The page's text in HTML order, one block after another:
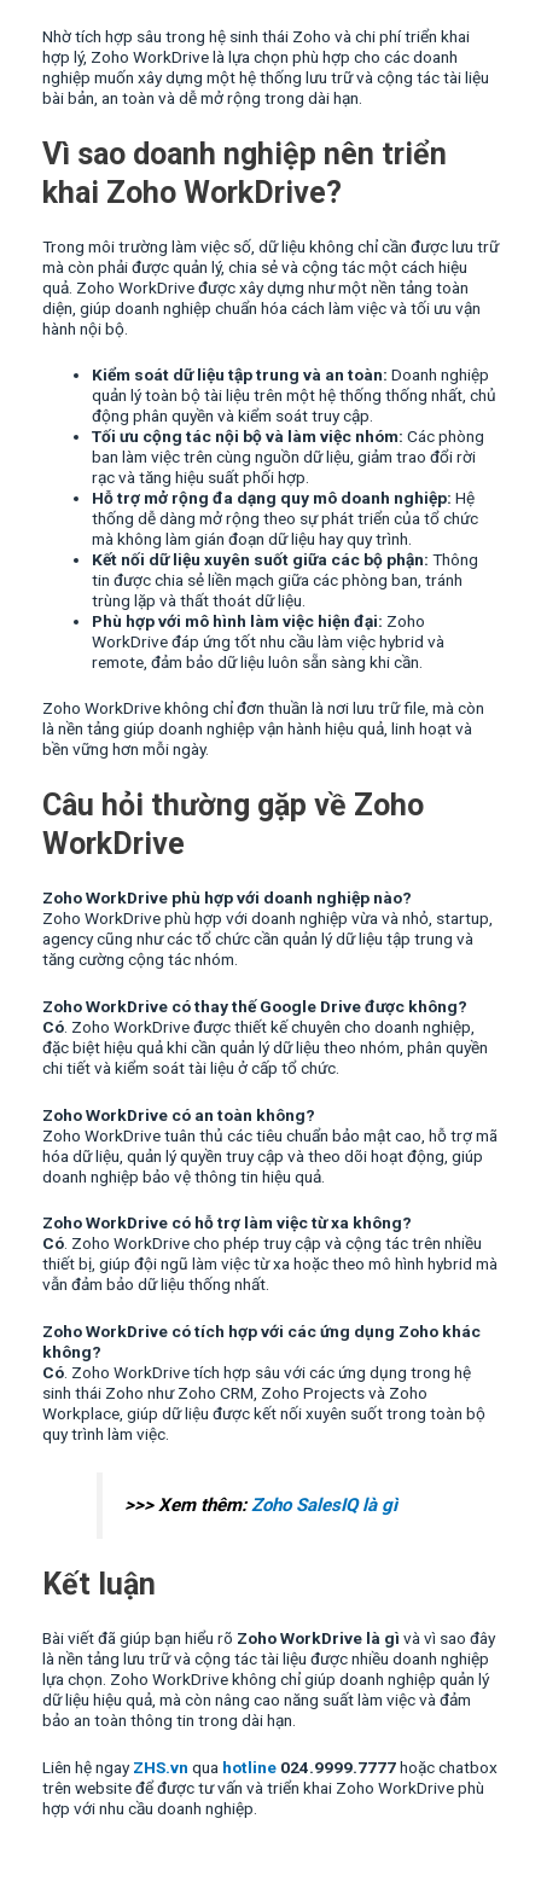
Nhờ tích hợp sâu trong hệ sinh thái Zoho và chi phí triển khai
hợp lý, Zoho WorkDrive là lựa chọn phù hợp cho các doanh
nghiệp muốn xây dựng một hệ thống lưu trữ và cộng tác tài liệu
bài bản, an toàn và dễ mở rộng trong dài hạn.
Vì sao doanh nghiệp nên triển
khai Zoho WorkDrive?
Trong môi trường làm việc số, dữ liệu không chỉ cần được lưu trữ
mà còn phải được quản lý, chia sẻ và cộng tác một cách hiệu
quả. Zoho WorkDrive được xây dựng như một nền tảng toàn
diện, giúp doanh nghiệp chuẩn hóa cách làm việc và tối ưu vận
hành nội bộ.
Kiểm soát dữ liệu tập trung và an toàn: Doanh nghiệp
quản lý toàn bộ tài liệu trên một hệ thống thống nhất, chủ
động phân quyền và kiểm soát truy cập.
Tối ưu cộng tác nội bộ và làm việc nhóm: Các phòng
ban làm việc trên cùng nguồn dữ liệu, giảm trao đổi rời
rạc và tăng hiệu suất phối hợp.
Hỗ trợ mở rộng đa dạng quy mô doanh nghiệp:Hệ
thống dễ dàng mở rộng theo sự phát triển của tổ chức
mà không làm gián đoạn dữ liệu hay quy trình.
Kết nối dữ liệu xuyên suốt giữa các bộ phận: Thông
tin được chia sẻ liền mạch giữa các phòng ban, tránh
trùng lặp và thất thoát dữ liệu.
Phù hợp với mô hình làm việc hiện đại: Zoho
WorkDrive đáp ứng tốt nhu cầu làm việc hybrid và
remote, đảm bảo dữ liệu luôn sẵn sàng khi cần.
Zoho WorkDrive không chỉ đơn thuần là nơi lưu trữ file, mà còn
là nền tảng giúp doanh nghiệp vận hành hiệu quả, linh hoạt và
bền vững hơn mỗi ngày.
Câu hỏi thường gặp về Zoho
WorkDrive
Zoho WorkDrive phù hợp với doanh nghiệp nào?
Zoho WorkDrive phù hợp với doanh nghiệp vừa và nhỏ, startup,
agency cũng như các tổ chức cần quản lý dữ liệu tập trung và
tăng cường cộng tác nhóm.
Zoho WorkDrive có thay thế Google Drive được không?
Có . Zoho WorkDrive được thiết kế chuyên cho doanh nghiệp,
đặc biệt hiệu quả khi cần quản lý dữ liệu theo nhóm, phân quyền
chi tiết và kiểm soát tài liệu ở cấp tổ chức.
Zoho WorkDrive có an toàn không?
Zoho WorkDrive tuân thủ các tiêu chuẩn bảo mật cao, hỗ trợ mã
hóa dữ liệu, quản lý quyền truy cập và theo dõi hoạt động, giúp
doanh nghiệp bảo vệ thông tin hiệu quả.
Zoho WorkDrive có hỗ trợ làm việc từ xa không?
Có. Zoho WorkDrive cho phép truy cập và cộng tác trên nhiều
thiết bị, giúp đội ngũ làm việc từ xa hoặc theo mô hình hybrid mà
vẫn đảm bảo dữ liệu thống nhất.
Zoho WorkDrive có tích hợp với các ứng dụng Zoho khác
không?
Có. Zoho WorkDrive tích hợp sâu với các ứng dụng trong hệ
sinh thái Zoho như Zoho CRM, Zoho Projects và Zoho
Workplace, giúp dữ liệu được kết nối xuyên suốt trong toàn bộ
quy trình làm việc.
>>> Xem thêm:Zoho SalesIQ là gì
Kết luận
Bài viết đã giúp bạn hiểu rõ Zoho WorkDrive là gì và vì sao đây
là nền tảng lưu trữ và cộng tác tài liệu được nhiều doanh nghiệp
lựa chọn. Zoho WorkDrive không chỉ giúp doanh nghiệp quản lý
dữ liệu hiệu quả, mà còn nâng cao năng suất làm việc và đảm
bảo an toàn thông tin trong dài hạn.
Liên hệ ngay ZHS.vn qua hotline 024.9999.7777hoặc chatbox
trên website để được tư vấn và triển khai Zoho WorkDrive phù
hợp với nhu cầu doanh nghiệp.